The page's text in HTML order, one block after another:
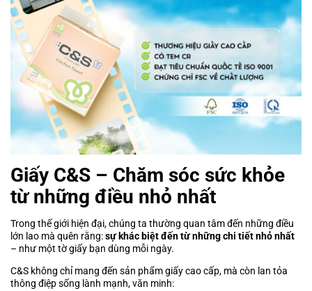
Giấy C&S – Chăm sóc sức khỏe
từ những điều nhỏ nhất
Trong thế giới hiện đại, chúng ta thường quan tâm đến những điều
lớn lao mà quên rằng:sự khác biệt đến từ những chi tiết nhỏ nhất
– như một tờ giấy bạn dùng mỗi ngày.
C&S không chỉ mang đến sản phẩm giấy cao cấp, mà còn lan tỏa
thông điệp sống lành mạnh, văn minh: